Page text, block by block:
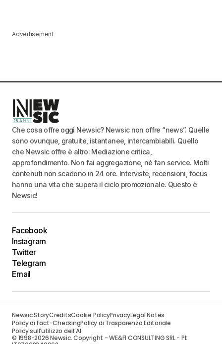
Advertisement
Che cosa offre oggi Newsic? Newsic non offre “news”. Quelle
sono ovunque, gratuite, istantanee, intercambiabili. Quello
che Newsic offre è altro: Mediazione critica,
approfondimento. Non fai aggregazione, né fan service. Molti
contenuti non scadono in 24 ore. Interviste, recensioni, focus
hanno una vita che supera il ciclo promozionale. Questo è
Newsic!
Facebook
Instagram
Twitter
Telegram
Email
Newsic StoryCreditsCookie PolicyPrivacyLegal Notes
Policy di Fact-CheckingPolicy di Trasparenza Editoriale
Policy sull’utilizzo dell’AI
© 1998-2026 Newsic. Copyright - WE&FI CONSULTING SRL - PI: